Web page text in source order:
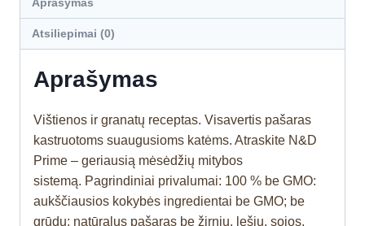
Atsiliepimai (0)
Aprašymas
Vištienos ir granatų receptas. Visavertis pašaras
kastruotoms suaugusioms katėms. Atraskite N&D
Prime – geriausią mėsėdžių mitybos
sistemą. Pagrindiniai privalumai: 100 % be GMO:
aukščiausios kokybės ingredientai be GMO; be
grūdų: natūralus pašaras be žirnių, lęšių, sojos,